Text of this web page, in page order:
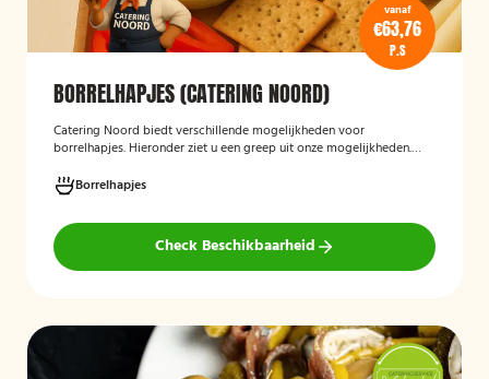
vanaf
€63,76
P.S
BORRELHAPJES (CATERING NOORD)
Catering Noord biedt verschillende mogelijkheden voor
borrelhapjes. Hieronder ziet u een greep uit onze mogelijkheden.
recepties of een andere gelegenheid.
Borrelhapjes
Check Beschikbaarheid